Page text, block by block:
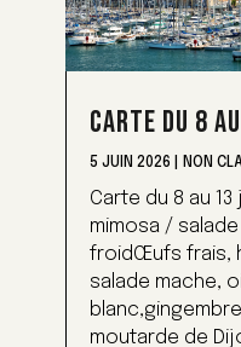
CARTE DU 8
5 JUIN 2026 NON
Carte du 8 au
mimosa /
froidŒufs frais,
salade mache,
moutarde de